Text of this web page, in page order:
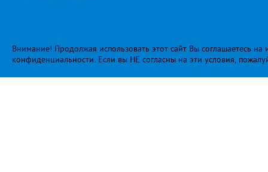
Внимание! Продолжая использовать этот сайт Вы соглашаетесь
конфиденциальности. Если вы НЕ согласны на эти условия,